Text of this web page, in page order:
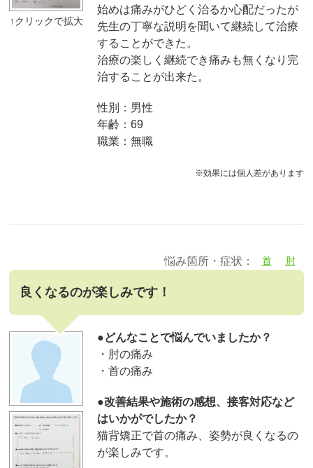
始めは痛みがひどく治るか心配だったが
先生の丁寧な説明を聞いて継続して治療
することができた。
治療の楽しく継続でき痛みも無くなり完
治することが出来た。
性別：男性
年齢：69
職業：無職
※効果には個人差があります
悩み箇所・症状： 首 肘
良くなるのが楽しみです！
●どんなことで悩んでいましたか？
・肘の痛み
・首の痛み
●改善結果や施術の感想、接客対応など
はいかがでしたか？
猫背矯正で首の痛み、姿勢が良くなるの
が楽しみです。